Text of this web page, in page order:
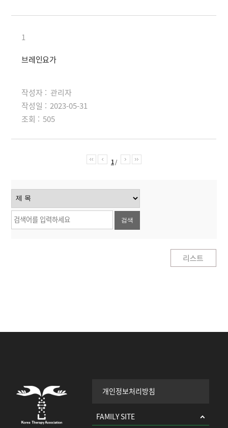
1
브레인요가
작성자 : 관리자
작성일 : 2023-05-31
조회 : 505
1 /
검색
개인정보처리방침
FAMILY SITE